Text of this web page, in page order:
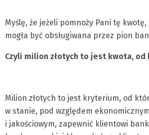
Myślę, że jeżeli pomnoży Pani tę
mogła być obsługiwana przez pion
Czyli milion złotych to jest kwota, od
Milion złotych to jest kryterium, od
w stanie, pod względem
i jakościowym, zapewnić klientowi